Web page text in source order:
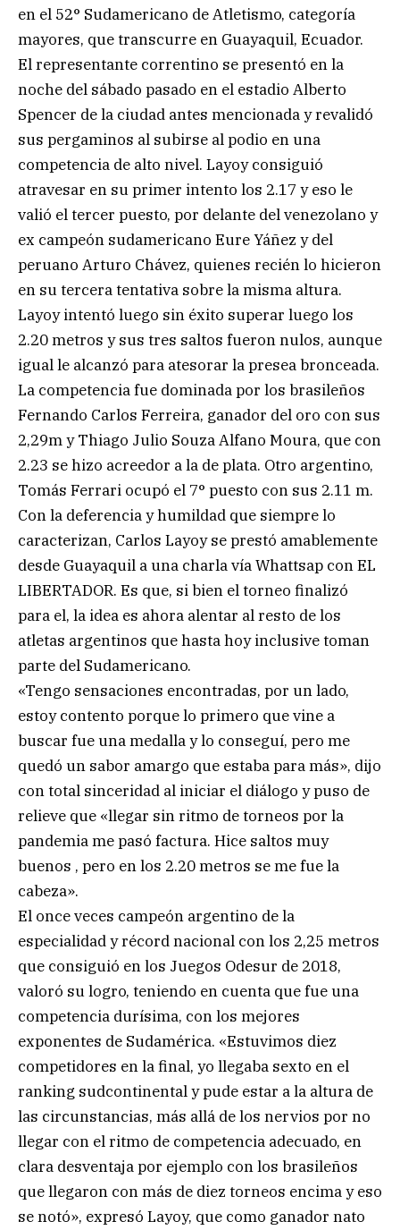
en el 52° Sudamericano de Atletismo, categoría
mayores, que transcurre en Guayaquil, Ecuador.
El representante correntino se presentó en la
noche del sábado pasado en el estadio Alberto
Spencer de la ciudad antes mencionada y revalidó
sus pergaminos al subirse al podio en una
competencia de alto nivel. Layoy consiguió
atravesar en su primer intento los 2.17 y eso le
valió el tercer puesto, por delante del venezolano y
ex campeón sudamericano Eure Yáñez y del
peruano Arturo Chávez, quienes recién lo hicieron
en su tercera tentativa sobre la misma altura.
Layoy intentó luego sin éxito superar luego los
2.20 metros y sus tres saltos fueron nulos, aunque
igual le alcanzó para atesorar la presea bronceada.
La competencia fue dominada por los brasileños
Fernando Carlos Ferreira, ganador del oro con sus
2,29m y Thiago Julio Souza Alfano Moura, que con
2.23 se hizo acreedor a la de plata. Otro argentino,
Tomás Ferrari ocupó el 7° puesto con sus 2.11 m.
Con la deferencia y humildad que siempre lo
caracterizan, Carlos Layoy se prestó amablemente
desde Guayaquil a una charla vía Whattsap con EL
LIBERTADOR. Es que, si bien el torneo finalizó
para el, la idea es ahora alentar al resto de los
atletas argentinos que hasta hoy inclusive toman
parte del Sudamericano.
«Tengo sensaciones encontradas, por un lado,
estoy contento porque lo primero que vine a
buscar fue una medalla y lo conseguí, pero me
quedó un sabor amargo que estaba para más», dijo
con total sinceridad al iniciar el diálogo y puso de
relieve que «llegar sin ritmo de torneos por la
pandemia me pasó factura. Hice saltos muy
buenos , pero en los 2.20 metros se me fue la
cabeza».
El once veces campeón argentino de la
especialidad y récord nacional con los 2,25 metros
que consiguió en los Juegos Odesur de 2018,
valoró su logro, teniendo en cuenta que fue una
competencia durísima, con los mejores
exponentes de Sudamérica. «Estuvimos diez
competidores en la final, yo llegaba sexto en el
ranking sudcontinental y pude estar a la altura de
las circunstancias, más allá de los nervios por no
llegar con el ritmo de competencia adecuado, en
clara desventaja por ejemplo con los brasileños
que llegaron con más de diez torneos encima y eso
se notó», expresó Layoy, que como ganador nato